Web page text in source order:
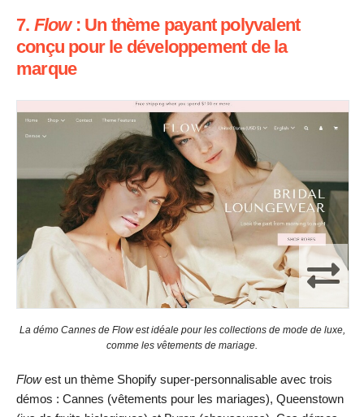
7. Flow: Un thème payant polyvalent
conçu pour le développement de la
marque
La démo Cannes de Flow est idéale pour les collections de mode de luxe,
comme les vêtements de mariage.
Flowest un thème Shopify super-personnalisable avec trois
démos : Cannes (vêtements pour les mariages), Queenstown